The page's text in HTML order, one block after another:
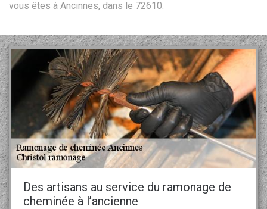
vous êtes à Ancinnes, dans le 72610.
Des artisans au service du ramonage de
cheminée à l’ancienne